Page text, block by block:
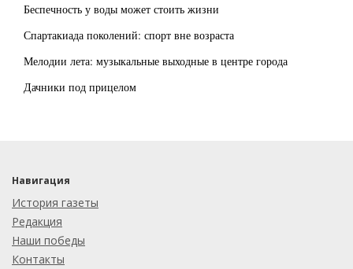
Беспечность у воды может стоить жизни
Спартакиада поколений: спорт вне возраста
Мелодии лета: музыкальные выходные в центре города
Дачники под прицелом
Навигация
История газеты
Редакция
Наши победы
Контакты